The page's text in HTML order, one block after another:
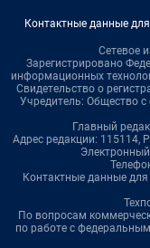
Контактные данные
Сетевое
Зарегистрировано
информационных
Свидетельство о
Учредитель: Общество
Главный
Адрес редакции: 115114,
Контактные данные
По вопросам
по работе с